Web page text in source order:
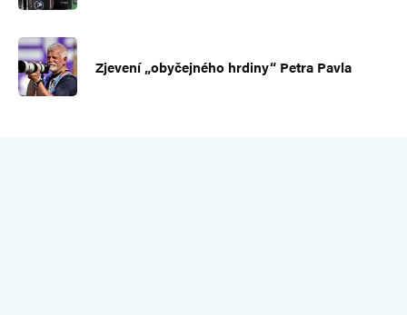
Zjevení „obyčejného hrdiny“ Petra Pavla